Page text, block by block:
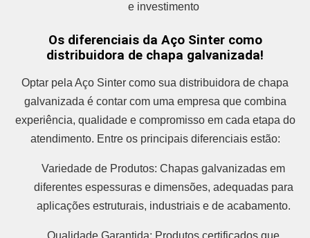
e investimento
Os diferenciais da Aço Sinter como
distribuidora de chapa galvanizada!
Optar pela Aço Sinter como sua distribuidora de chapa
galvanizada é contar com uma empresa que combina
experiência, qualidade e compromisso em cada etapa do
atendimento. Entre os principais diferenciais estão:
Variedade de Produtos: Chapas galvanizadas em
diferentes espessuras e dimensões, adequadas para
aplicações estruturais, industriais e de acabamento.
Qualidade Garantida: Produtos certificados que